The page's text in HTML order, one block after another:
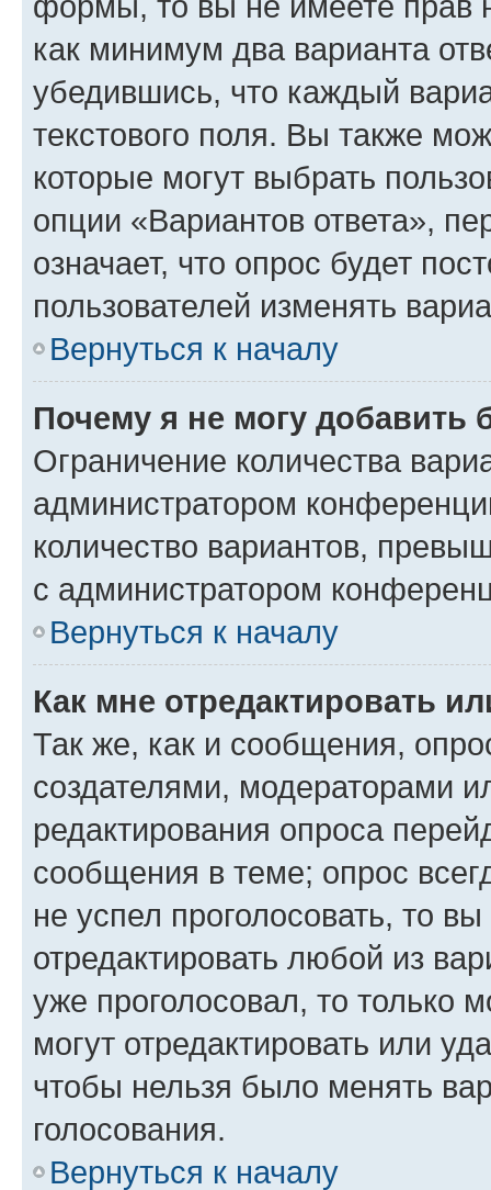
как минимум два варианта
убедившись, что каждый
текстового поля. Вы также
которые могут выбрать
опции «Вариантов ответа»,
означает, что опрос будет
пользователей изменять
Вернуться к началу
Почему я не могу добавить
Ограничение количества
администратором
количество вариантов,
с администратором
Вернуться к началу
Как мне отредактировать
Так же, как и сообщения,
создателями, модераторами
редактирования опроса
сообщения в теме; опрос
не успел проголосовать, то
отредактировать любой из
уже проголосовал, то только
могут отредактировать или
чтобы нельзя было менять
голосования.
Вернуться к началу